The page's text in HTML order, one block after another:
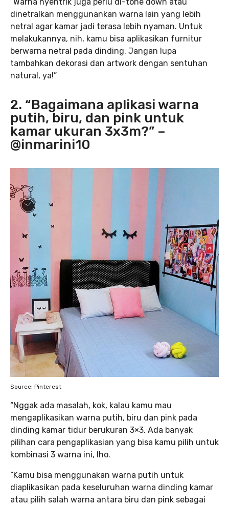
dinetralkan menggunankan warna lain yang lebih
netral agar kamar jadi terasa lebih nyaman. Untuk
melakukannya, nih, kamu bisa aplikasikan furnitur
berwarna netral pada dinding. Jangan lupa
tambahkan dekorasi dan artwork dengan sentuhan
natural, ya!”
2. “Bagaimana aplikasi warna
putih, biru, dan pink untuk
kamar ukuran 3x3m?” –
@inmarini10
Source: Pinterest
“Nggak ada masalah, kok, kalau kamu mau
mengaplikasikan warna putih, biru dan pink pada
dinding kamar tidur berukuran 3×3. Ada banyak
pilihan cara pengaplikasian yang bisa kamu pilih untuk
kombinasi 3 warna ini, lho.
“Kamu bisa menggunakan warna putih untuk
diaplikasikan pada keseluruhan warna dinding kamar
atau pilih salah warna antara biru dan pink sebagai